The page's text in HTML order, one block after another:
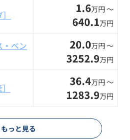
1.6万円 〜
640.1万円
・ベン
20.0万円 〜
3252.9万円
36.4万円 〜
1283.9万円
もっと見る